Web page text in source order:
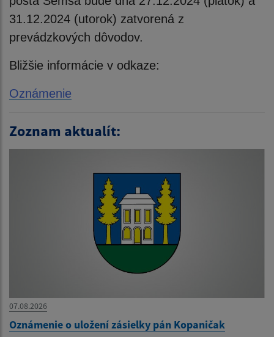
31.12.2024 (utorok) zatvorená z
prevádzkových dôvodov.
Bližšie informácie v odkaze:
Oznámenie
Zoznam aktualít:
07.08.2026
Oznámenie o uložení zásielky pán Kopaničak